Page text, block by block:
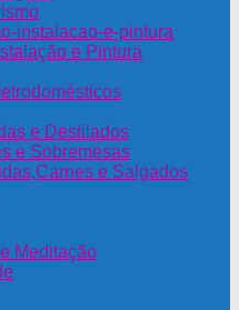
instalacao-e-pintura
e Pintura
e Destilados
e Sobremesas
e Salgados
Meditação